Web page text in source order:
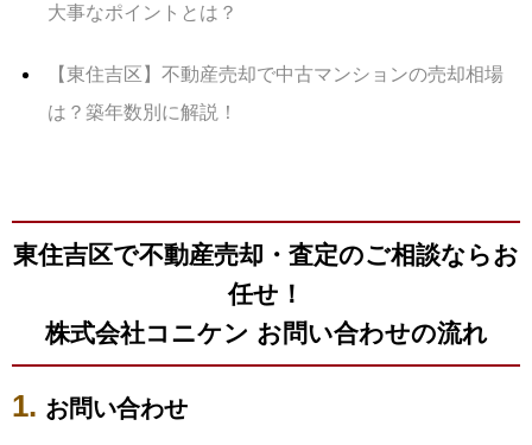
大事なポイントとは？
【東住吉区】不動産売却で中古マンションの売却相場
は？築年数別に解説！
東住吉区で不動産売却・査定のご相談ならお
任せ！
株式会社コニケン お問い合わせの流れ
お問い合わせ